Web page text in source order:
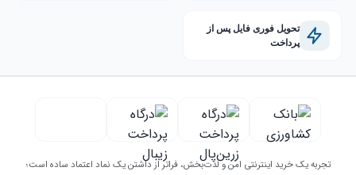
تحویل فوری فایل پس از
پرداخت
تجربه یک خرید اینترنتی امن و لذت‌بخش، فراتر از داشتن یک نماد اعتماد ساده است؛